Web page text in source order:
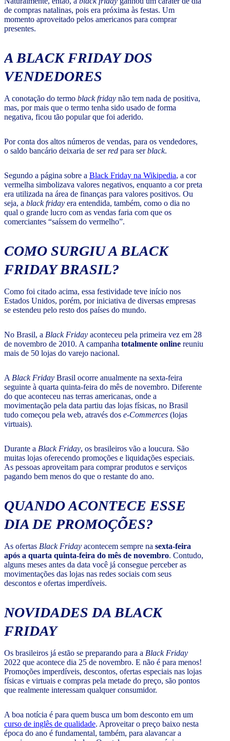
de compras natalinas, pois era próxima às festas. Um
momento aproveitado pelos americanos para comprar
presentes.
A BLACK FRIDAYDOS
VENDEDORES
A conotação do termo black friday não tem nada de positiva,
mas, por mais que o termo tenha sido usado de forma
negativa, ficou tão popular que foi aderido.
Por conta dos altos números de vendas, para os vendedores,
o saldo bancário deixaria de serred para serblack.
Segundo a página sobre a Black Friday na Wikipedia, a cor
vermelha simbolizava valores negativos, enquanto a cor preta
era utilizada na área de finanças para valores positivos. Ou
seja, a black friday era entendida, também, como o dia no
qual o grande lucro com as vendas faria com que os
comerciantes “saíssem do vermelho”.
COMO SURGIU A BLACK
FRIDAYBRASIL?
Como foi citado acima, essa festividade teve início nos
Estados Unidos, porém, por iniciativa de diversas empresas
se estendeu pelo resto dos países do mundo.
No Brasil, a Black Friday aconteceu pela primeira vez em 28
de novembro de 2010. A campanha totalmente online reuniu
mais de 50 lojas do varejo nacional.
A Black Friday Brasil ocorre anualmente na sexta-feira
seguinte à quarta quinta-feira do mês de novembro. Diferente
do que aconteceu nas terras americanas, onde a
movimentação pela data partiu das lojas físicas, no Brasil
tudo começou pela web, através dos e-Commerces (lojas
virtuais).
Durante a Black Friday, os brasileiros vão a loucura. São
muitas lojas oferecendo promoções e liquidações especiais.
As pessoas aproveitam para comprar produtos e serviços
pagando bem menos do que o restante do ano.
QUANDO ACONTECE ESSE
DIA DE PROMOÇÕES?
As ofertas Black Friday acontecem sempre na sexta-feira
após a quarta quinta-feira do mês de novembro. Contudo,
alguns meses antes da data você já consegue perceber as
movimentações das lojas nas redes sociais com seus
descontos e ofertas imperdíveis.
NOVIDADES DA BLACK
FRIDAY
Os brasileiros já estão se preparando para a Black Friday
2022 que acontece dia 25 de novembro. E não é para menos!
Promoções imperdíveis, descontos, ofertas especiais nas lojas
físicas e virtuais e compras pela metade do preço, são pontos
que realmente interessam qualquer consumidor.
A boa notícia é para quem busca um bom desconto em um
curso de inglês de qualidade. Aproveitar o preço baixo nesta
época do ano é fundamental, também, para alavancar a